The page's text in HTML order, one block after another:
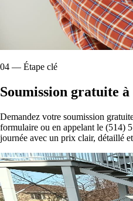
04 — Étape clé
Soumission gratuite
Demandez votre soumission
formulaire ou en appelant le (514)
journée avec un prix clair, détaillé